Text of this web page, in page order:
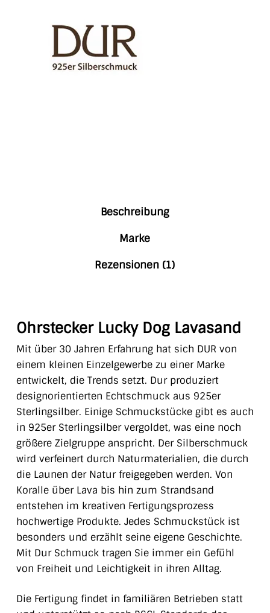
Beschreibung
Marke
Rezensionen (1)
Ohrstecker Lucky Dog Lavasand
Mit über 30 Jahren Erfahrung hat sich DUR von
einem kleinen Einzelgewerbe zu einer Marke
entwickelt, die Trends setzt. Dur produziert
designorientierten Echtschmuck aus 925er
Sterlingsilber. Einige Schmuckstücke gibt es auch
in 925er Sterlingsilber vergoldet, was eine noch
größere Zielgruppe anspricht. Der Silberschmuck
wird verfeinert durch Naturmaterialien, die durch
die Launen der Natur freigegeben werden. Von
Koralle über Lava bis hin zum Strandsand
entstehen im kreativen Fertigungsprozess
hochwertige Produkte. Jedes Schmuckstück ist
besonders und erzählt seine eigene Geschichte.
Mit Dur Schmuck tragen Sie immer ein Gefühl
von Freiheit und Leichtigkeit in ihren Alltag.
Die Fertigung findet in familiären Betrieben statt